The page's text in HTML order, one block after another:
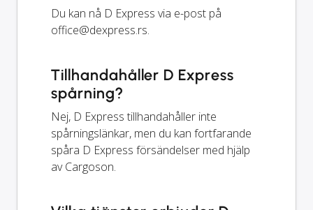
Du kan nå D Express via e-post på
office@dexpress.rs.
Tillhandahåller D Express
spårning?
Nej, D Express tillhandahåller inte
spårningslänkar, men du kan fortfarande
spåra D Express försändelser med hjälp
av Cargoson.